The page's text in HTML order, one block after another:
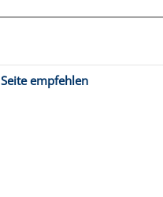
Seite empfehlen